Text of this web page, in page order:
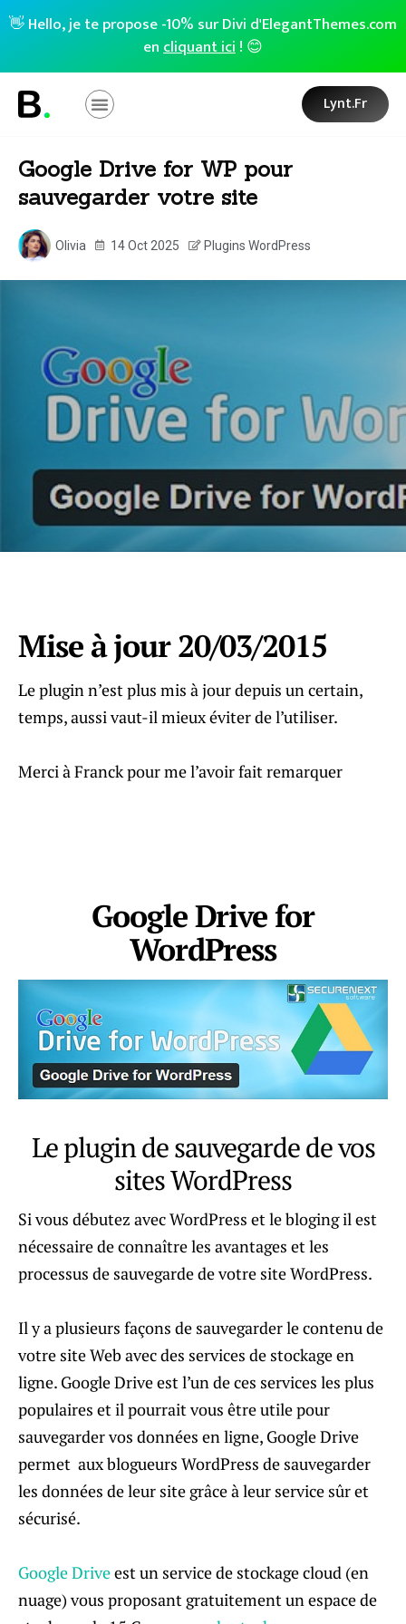
👋 Hello, je te propose -10% sur Divi d'ElegantThemes.com
encliquant ici! 😊
Lynt.fr
Google Drive for WP pour
sauvegarder votre site
Olivia 14 Oct 2025 Plugins WordPress
Mise à jour 20/03/2015
Le plugin n’est plus mis à jour depuis un certain,
temps, aussi vaut-il mieux éviter de l’utiliser.
Merci à Franck pour me l’avoir fait remarquer
Google Drive for
WordPress
Le plugin de sauvegarde de vos
sites WordPress
Si vous débutez avec WordPress et le bloging il est
nécessaire de connaître les avantages et les
processus de sauvegarde de votre site WordPress.
Il y a plusieurs façons de sauvegarder le contenu de
votre site Web avec des services de stockage en
ligne. Google Drive est l’un de ces services les plus
populaires et il pourrait vous être utile pour
sauvegarder vos données en ligne, Google Drive
permet aux blogueurs WordPress de sauvegarder
les données de leur site grâce à leur service sûr et
sécurisé.
Google Driveest un service de stockage cloud (en
nuage) vous proposant gratuitement un espace de